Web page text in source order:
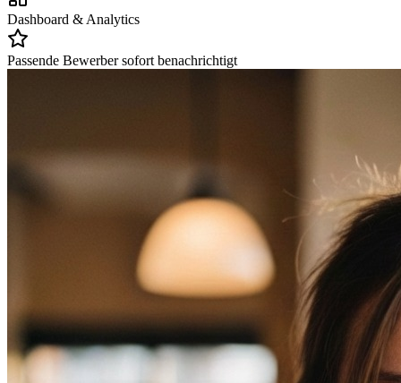
Dashboard & Analytics
Passende Bewerber sofort benachrichtigt